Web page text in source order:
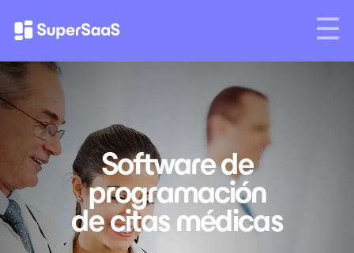
Software de
programación
de citas médicas